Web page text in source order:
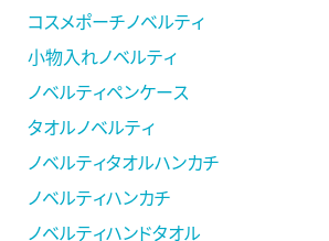
コスメポーチノベルティ
小物入れノベルティ
ノベルティペンケース
タオルノベルティ
ノベルティタオルハンカチ
ノベルティハンカチ
ノベルティハンドタオル